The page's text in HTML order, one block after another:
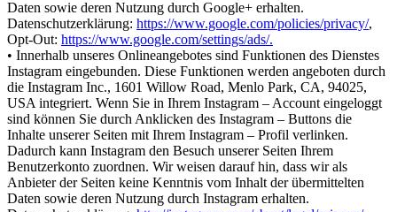
Daten sowie deren Nutzung durch Google+ erhalten.
Datenschutzerklärung: https://www.google.com/policies/privacy/,
Opt-Out: https://www.google.com/settings/ads/.
• Innerhalb unseres Onlineangebotes sind Funktionen des Dienstes
Instagram eingebunden. Diese Funktionen werden angeboten durch
die Instagram Inc., 1601 Willow Road, Menlo Park, CA, 94025,
USA integriert. Wenn Sie in Ihrem Instagram – Account eingeloggt
sind können Sie durch Anklicken des Instagram – Buttons die
Inhalte unserer Seiten mit Ihrem Instagram – Profil verlinken.
Dadurch kann Instagram den Besuch unserer Seiten Ihrem
Benutzerkonto zuordnen. Wir weisen darauf hin, dass wir als
Anbieter der Seiten keine Kenntnis vom Inhalt der übermittelten
Daten sowie deren Nutzung durch Instagram erhalten.